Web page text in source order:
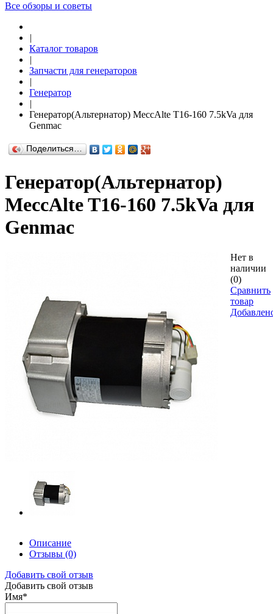
Все обзоры и советы
|
Каталог товаров
|
Запчасти для генераторов
|
Генератор
|
Генератор(Альтернатор) MeccAlte T16-160 7.5kVa для
Genmac
Поделиться…
Генератор(Альтернатор)
MeccAlte T16-160 7.5kVa для
Genmac
Нет в
наличии
(0)
Сравнить
товар
Описание
Отзывы (0)
Добавить свой отзыв
Добавить свой отзыв
Имя*